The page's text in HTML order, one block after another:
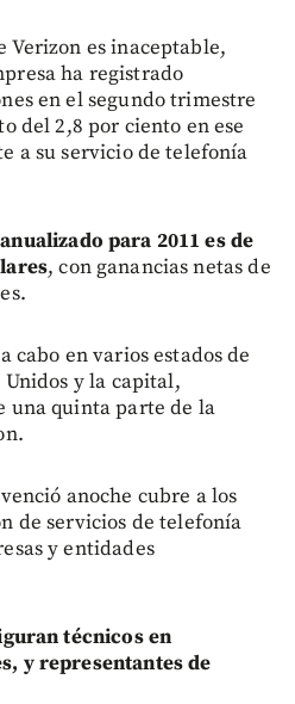
Verizon es inaceptable,
ha registrado
en el segundo trimestre
del 2,8 por ciento en ese
a su servicio de telefonía
para 2011 es de
, con ganancias netas de
cabo en varios estados de
Unidos y la capital,
una quinta parte de la
anoche cubre a los
de servicios de telefonía
y entidades
técnicos en
y representantes de